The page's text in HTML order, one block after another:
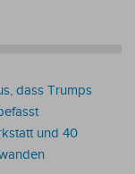
dass Trumps
und 40